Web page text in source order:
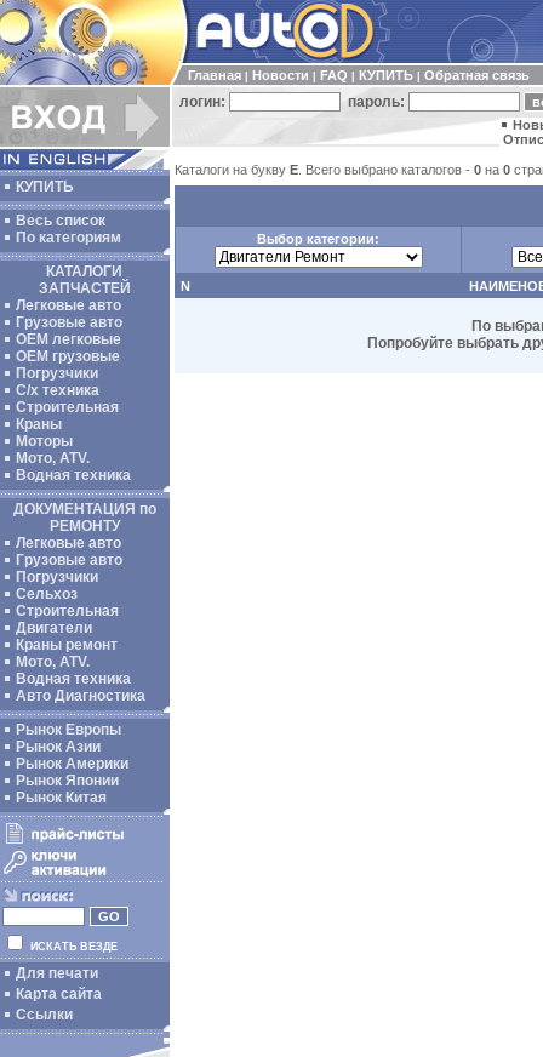
Главная Новости FAQ КУПИТЬ Обратная связь
логин: пароль:
КУПИТЬ
Весь список
По категориям
КАТАЛОГИ
ЗАПЧАСТЕЙ
Легковые авто
Грузовые авто
ОЕМ легковые
OEM грузовые
Погрузчики
С/х техника
Строительная
Краны
Моторы
Мото, ATV.
Водная техника
ДОКУМЕНТАЦИЯ по
РЕМОНТУ
Легковые авто
Грузовые авто
Погрузчики
Сельхоз
Строительная
Двигатели
Краны ремонт
Мото, ATV.
Водная техника
Авто Диагностика
Рынок Европы
Рынок Азии
Рынок Америки
Рынок Японии
Рынок Китая
ИСКАТЬ ВЕЗДЕ
Для печати
Карта сайта
Ссылки
Каталоги на букву E . Всего выбрано каталогов - 0 на 0
Выбор категории:
N
По
Попробуйте выбрать